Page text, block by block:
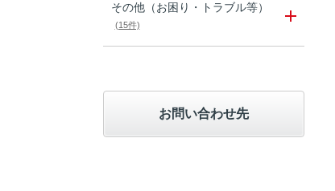
その他（お困り・トラブル等）
(15件)
お問い合わせ先